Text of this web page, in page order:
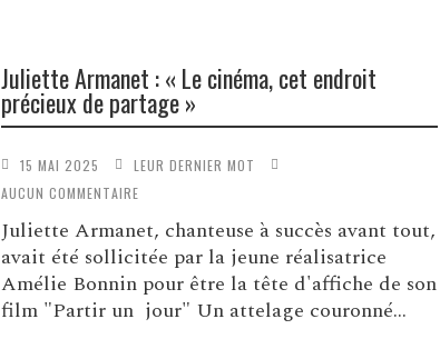
Juliette Armanet : « Le cinéma, cet endroit
précieux de partage »
15 MAI 2025
LEUR DERNIER MOT
AUCUN COMMENTAIRE
Juliette Armanet, chanteuse à succès avant tout,
avait été sollicitée par la jeune réalisatrice
Amélie Bonnin pour être la tête d'affiche de son
film "Partir un jour" Un attelage couronné...